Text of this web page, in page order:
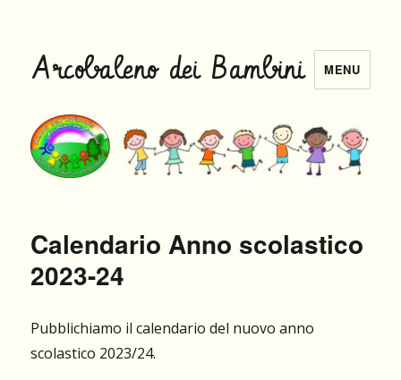
Arcobaleno dei Bambini MENU
Calendario Anno scolastico
2023-24
Pubblichiamo il calendario del nuovo anno
scolastico 2023/24.